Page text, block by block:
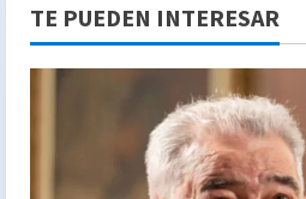
TE PUEDEN INTERESAR